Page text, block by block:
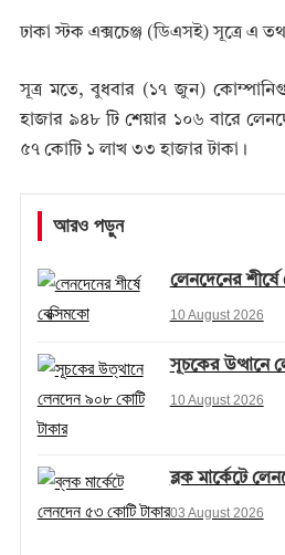
ঢাকা স্টক এক্সচেঞ্জ (ডিএসই) সূত্রে এ
সূত্র মতে, বুধবার (১৭ জুন)
হাজার ৯৪৮ টি শেয়ার ১০৬ বারে
৫৭ কোটি ১ লাখ ৩৩ হাজার টাকা।
আরও পড়ুন
লেনদেনের
10 August 2026
সূচকের উত্থানে
10 August 2026
ব্লক মার্কেটে
03 August 2026